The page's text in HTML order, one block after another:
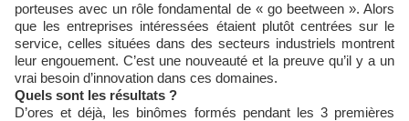
porteuses avec un rôle fondamental de « go beetween ». Alors
que les entreprises intéressées étaient plutôt centrées sur le
service, celles situées dans des secteurs industriels montrent
leur engouement. C’est une nouveauté et la preuve qu’il y a un
vrai besoin d’innovation dans ces domaines.
Quels sont les résultats ?
D’ores et déjà, les binômes formés pendant les 3 premières